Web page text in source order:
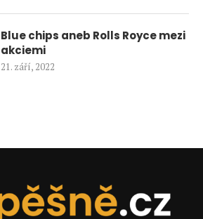
Blue chips aneb Rolls Royce mezi
akciemi
21. září, 2022